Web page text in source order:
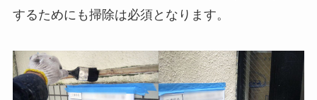
するためにも掃除は必須となります。